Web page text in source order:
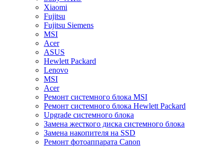
Xiaomi
Fujitsu
Fujitsu Siemens
MSI
Acer
ASUS
Hewlett Packard
Lenovo
MSI
Acer
Ремонт системного блока MSI
Ремонт системного блока Hewlett Packard
Upgrade системного блока
Замена жесткого диска системного блока
Замена накопителя на SSD
Ремонт фотоаппарата Canon